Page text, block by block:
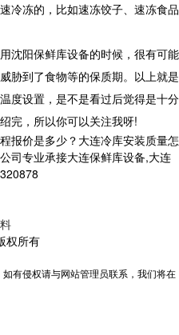
冷冻的，比如速冻饺子、速冻食品
沈阳保鲜库设备的时候，很有可能
胁到了食物等的保质期。以上就是
度设置，是不是看过后觉得是十分
完，所以你可以关注我呀!
报价是多少？大连冷库安装质量怎
司专业承接大连保鲜库设备,大连
权所有
有侵权请与网站管理员联系，我们将在